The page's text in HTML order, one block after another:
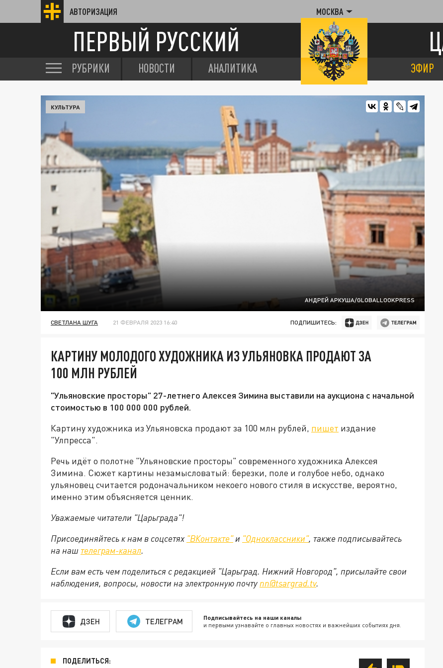
АВТОРИЗАЦИЯ МОСКВА
ПЕРВЫЙ РУССКИЙ
РУБРИКИ НОВОСТИ АНАЛИТИКА ЭФИР
АНДРЕЙ АРКУША/GLOBALLOOKPRESS
КУЛЬТУРА
СВЕТЛАНА ШУГА 21 ФЕВРАЛЯ 2023 16:40 ПОДПИШИТЕСЬ:
КАРТИНУ МОЛОДОГО ХУДОЖНИКА ИЗ УЛЬЯНОВКА ПРОДАЮТ ЗА
100 МЛН РУБЛЕЙ
"Ульяновские просторы" 27-летнего Алексея Зимина выставили на аукциона с начальной
стоимостью в 100 000 000 рублей.
Картину художника из Ульяновска продают за 100 млн рублей, пишет издание
"Улпресса".
Речь идёт о полотне "Ульяновские просторы" современного художника Алексея
Зимина. Сюжет картины незамысловатый: березки, поле и голубое небо, однако
ульяновец считается родоначальником некоего нового стиля в искусстве, вероятно,
именно этим объясняется ценник.
Уважаемые читатели "Царьграда"!
Присоединяйтесь к нам в соцсетях "ВКонтакте"и "Одноклассники", также подписывайтесь
на наш телеграм-канал.
Если вам есть чем поделиться с редакцией "Царьград. Нижний Новгород", присылайте свои
наблюдения, вопросы, новости на электронную почту nn@tsargrad.tv.
ДЗЕН ТЕЛЕГРАМ Подписывайтесь на наши каналы
и первыми узнавайте о главных новостях и важнейших событиях дня.
ПОДЕЛИТЬСЯ: